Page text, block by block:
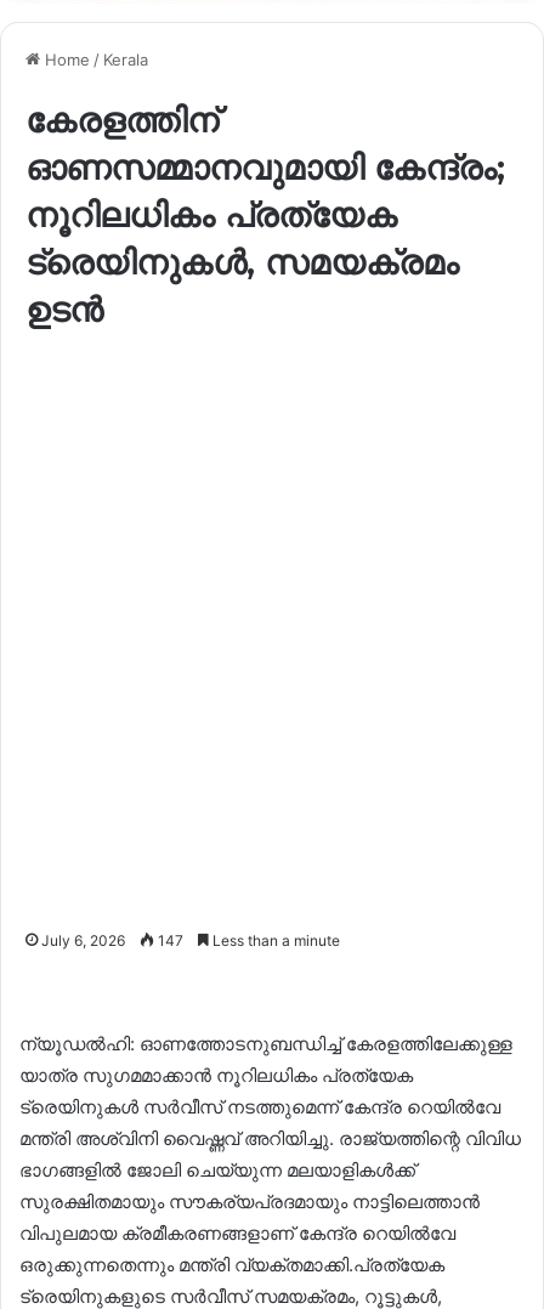
Home / Kerala
കേരളത്തിന്
ഓണസമ്മാനവുമായി കേന്ദ്രം;
നൂറിലധികം പ്രത്യേക
ട്രെയിനുകൾ, സമയക്രമം
ഉടൻ
July 6, 2026 147 Less than a minute
ന്യൂഡൽഹി: ഓണത്തോടനുബന്ധിച്ച് കേരളത്തിലേക്കുള്ള
യാത്ര സുഗമമാക്കാൻ നൂറിലധികം പ്രത്യേക
ട്രെയിനുകൾ സർവീസ് നടത്തുമെന്ന് കേന്ദ്ര റെയിൽവേ
മന്ത്രി അശ്വിനി വൈഷ്ണവ് അറിയിച്ചു. രാജ്യത്തിന്റെ വിവിധ
ഭാഗങ്ങളിൽ ജോലി ചെയ്യുന്ന മലയാളികൾക്ക്
സുരക്ഷിതമായും സൗകര്യപ്രദമായും നാട്ടിലെത്താൻ
വിപുലമായ ക്രമീകരണങ്ങളാണ് കേന്ദ്ര റെയിൽവേ
ഒരുക്കുന്നതെന്നും മന്ത്രി വ്യക്തമാക്കി.പ്രത്യേക
ട്രെയിനുകളുടെ സർവീസ് സമയക്രമം, റൂട്ടുകൾ,